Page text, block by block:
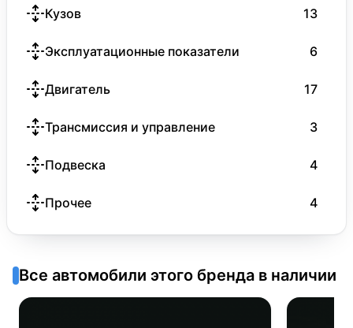
Кузов 13
Эксплуатационные показатели 6
Двигатель 17
Трансмиссия и управление 3
Подвеска 4
Прочее 4
Все автомобили этого бренда в наличии